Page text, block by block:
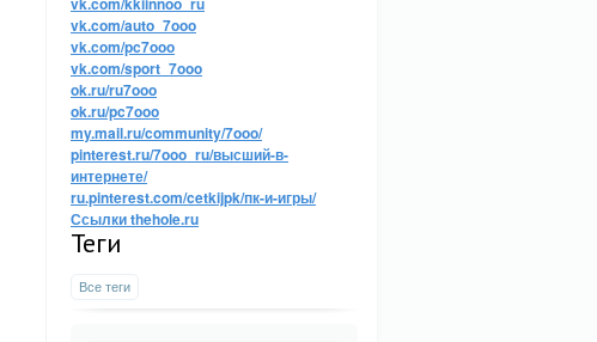
vk.com/auto_7ooo
vk.com/pc7ooo
vk.com/sport_7ooo
ok.ru/ru7ooo
ok.ru/pc7ooo
my.mail.ru/community/7ooo/
pinterest.ru/7ooo_ru/высший-в-
интернете/
ru.pinterest.com/cetkijpk/пк-и-игры/
Ссылки thehole.ru
Теги
Все теги